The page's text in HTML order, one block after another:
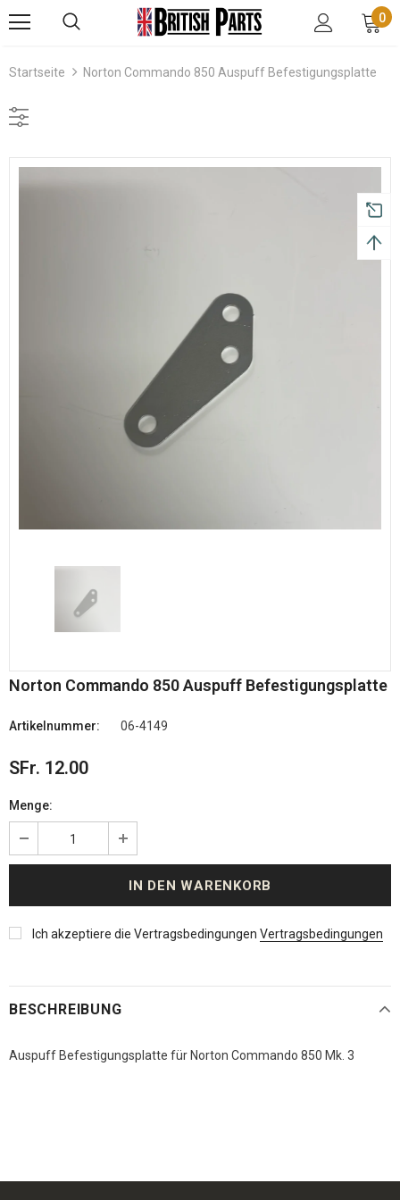
0
Startseite Norton Commando 850 Auspuff Befestigungsplatte
Norton Commando 850 Auspuff Befestigungsplatte
Artikelnummer: 06-4149
SFr. 12.00
Menge:
Ich akzeptiere die Vertragsbedingungen Vertragsbedingungen
BESCHREIBUNG
Auspuff Befestigungsplatte für Norton Commando 850 Mk. 3